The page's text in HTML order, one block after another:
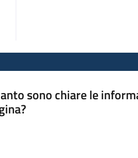
sono chiare le